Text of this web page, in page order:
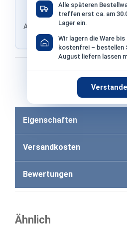
Alle späteren
treffen erst ca. am
Lager ein.
Wir lagern die Ware
kostenfrei – bestellen
August liefern lassen
Adresse von Klarna, Versand
Shop
Bei Bezahlung per
Eigenschaften
Versandkosten
Bewertungen
Ähnlich